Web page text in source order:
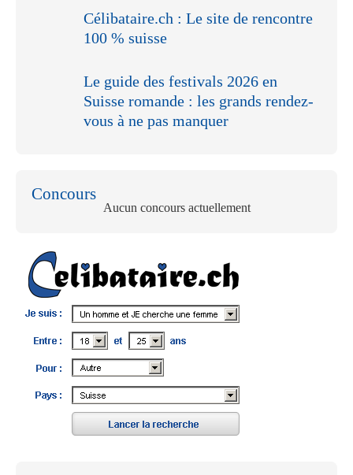
Célibataire.ch : Le site de rencontre
100 % suisse
Le guide des festivals 2026 en
Suisse romande : les grands rendez-
vous à ne pas manquer
Concours
Aucun concours actuellement